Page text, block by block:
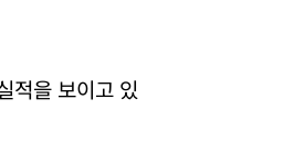
적을 보이고 있